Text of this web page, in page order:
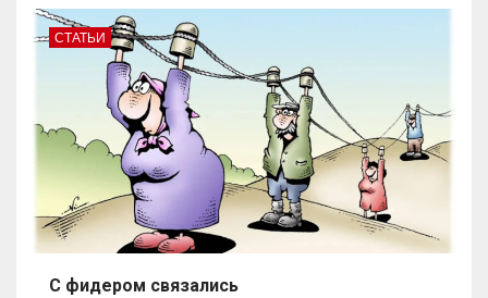
СТАТЬИ
С фидером связались